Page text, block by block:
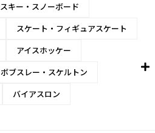
スキー・スノーボード
スケート・フィギュアスケート
アイスホッケー
ボブスレー・スケルトン
バイアスロン